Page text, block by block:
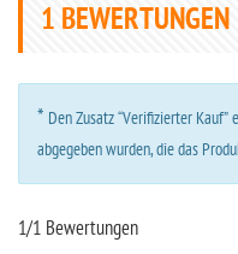
1 BEWERTUNGEN
* Den Zusatz “Verifizierter
abgegeben wurden, die das
1/1 Bewertungen